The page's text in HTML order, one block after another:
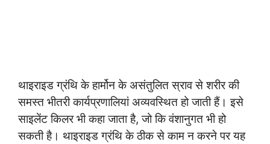
थाइराइड ग्रंथि के हार्मोन के असंतुलित स्राव से शरीर की
समस्त भीतरी कार्यप्रणालियां अव्यवस्थित हो जाती हैं। इसे
साइलेंट किलर भी कहा जाता है, जो कि वंशानुगत भी हो
सकती है। थाइराइड ग्रंथि के ठीक से काम न करने पर यह